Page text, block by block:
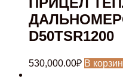
D50TSR1200
530,000.00₽ В